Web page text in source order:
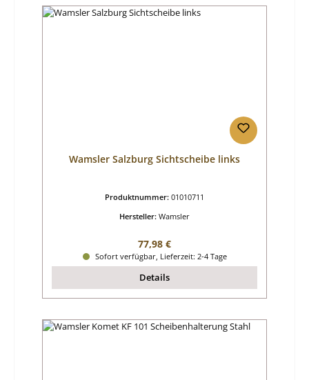
Wamsler Salzburg Sichtscheibe links
Produktnummer: 01010711
Hersteller: Wamsler
Regulärer Preis:
77,98 €
Sofort verfügbar, Lieferzeit: 2-4 Tage
Details